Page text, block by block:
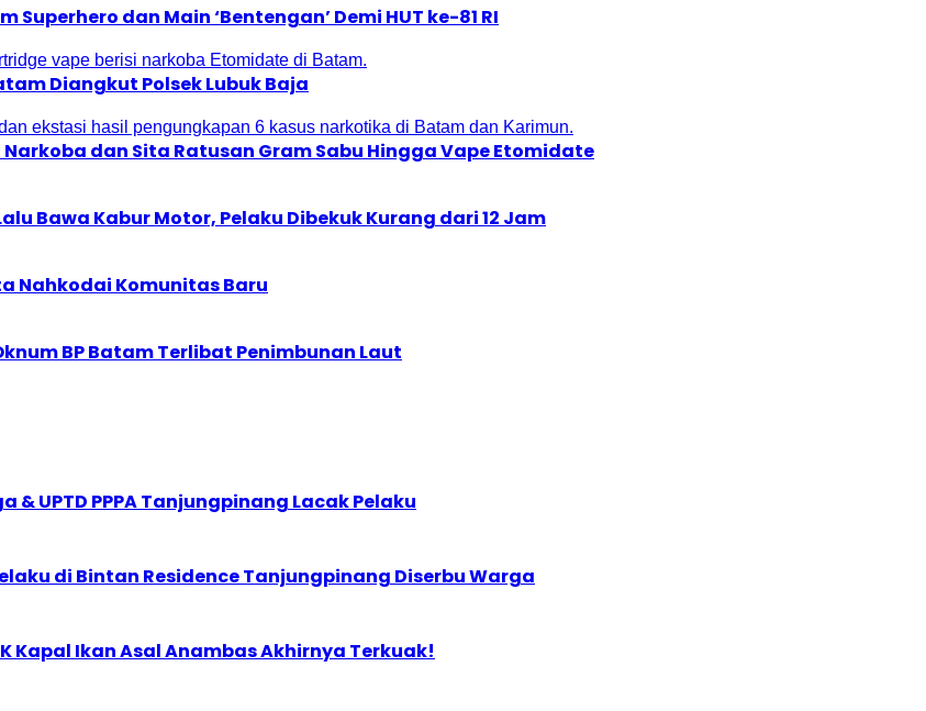
dan Main ‘Bentengan’ Demi HUT ke-81 RI
Diangkut Polsek Lubuk Baja
Narkoba dan Sita Ratusan Gram Sabu Hingga Vape Etomidate
Bawa Kabur Motor, Pelaku Dibekuk Kurang dari 12 Jam
Nahkodai Komunitas Baru
BP Batam Terlibat Penimbunan Laut
UPTD PPPA Tanjungpinang Lacak Pelaku
di Bintan Residence Tanjungpinang Diserbu Warga
Kapal Ikan Asal Anambas Akhirnya Terkuak!